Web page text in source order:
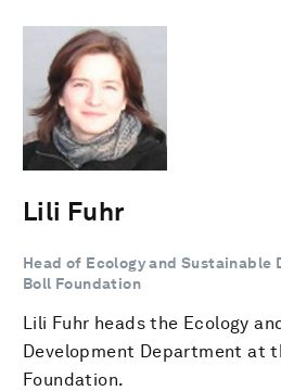
Lili Fuhr
Head of Ecology and Sustainable
Boll Foundation
Lili Fuhr heads the Ecology
Development Department at
Foundation.